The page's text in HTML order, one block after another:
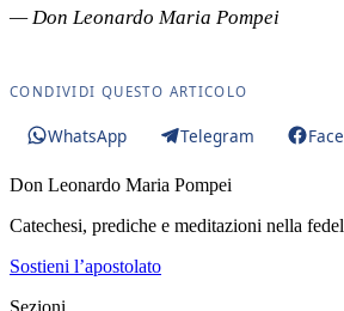
— Don Leonardo Maria Pompei
CONDIVIDI QUESTO ARTICOLO
WhatsApp Telegram
Don Leonardo Maria Pompei
Catechesi, prediche e meditazioni nella
Sostieni l’apostolato